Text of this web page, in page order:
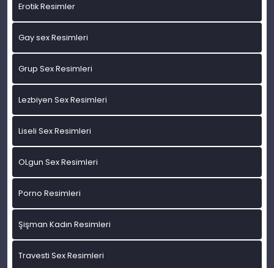
Erotik Resimler
Gay sex Resimleri
Grup Sex Resimleri
Lezbiyen Sex Resimleri
Liseli Sex Resimleri
OLgun Sex Resimleri
Porno Resimleri
Şişman Kadın Resimleri
Travesti Sex Resimleri